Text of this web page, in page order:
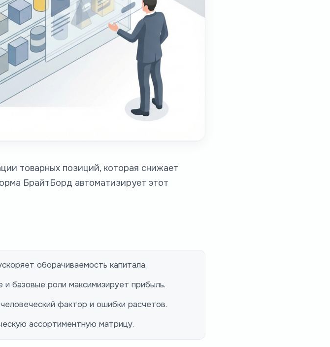
товарных позиций, которая снижает
БрайтБорд автоматизирует этот
оборачиваемость капитала.
базовые роли максимизирует прибыль.
фактор и ошибки расчетов.
ассортиментную матрицу.